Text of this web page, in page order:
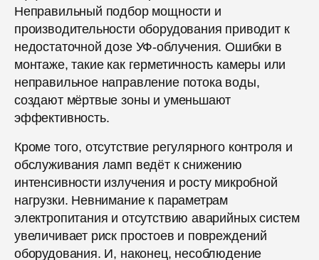
Неправильный подбор мощности и
производительности оборудования приводит к
недостаточной дозе УФ-облучения. Ошибки в
монтаже, такие как герметичность камеры или
неправильное направление потока воды,
создают мёртвые зоны и уменьшают
эффективность.
Кроме того, отсутствие регулярного контроля и
обслуживания ламп ведёт к снижению
интенсивности излучения и росту микробной
нагрузки. Невнимание к параметрам
электропитания и отсутствию аварийных систем
увеличивает риск простоев и повреждений
оборудования. И, наконец, несоблюдение